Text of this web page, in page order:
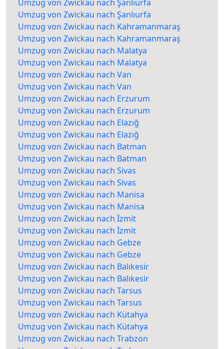
Umzug von Zwickau nach Şanlıurfa
Umzug von Zwickau nach Şanlıurfa
Umzug von Zwickau nach Kahramanmaraş
Umzug von Zwickau nach Kahramanmaraş
Umzug von Zwickau nach Malatya
Umzug von Zwickau nach Malatya
Umzug von Zwickau nach Van
Umzug von Zwickau nach Van
Umzug von Zwickau nach Erzurum
Umzug von Zwickau nach Erzurum
Umzug von Zwickau nach Elazığ
Umzug von Zwickau nach Elazığ
Umzug von Zwickau nach Batman
Umzug von Zwickau nach Batman
Umzug von Zwickau nach Sivas
Umzug von Zwickau nach Sivas
Umzug von Zwickau nach Manisa
Umzug von Zwickau nach Manisa
Umzug von Zwickau nach İzmit
Umzug von Zwickau nach İzmit
Umzug von Zwickau nach Gebze
Umzug von Zwickau nach Gebze
Umzug von Zwickau nach Balıkesir
Umzug von Zwickau nach Balıkesir
Umzug von Zwickau nach Tarsus
Umzug von Zwickau nach Tarsus
Umzug von Zwickau nach Kütahya
Umzug von Zwickau nach Kütahya
Umzug von Zwickau nach Trabzon